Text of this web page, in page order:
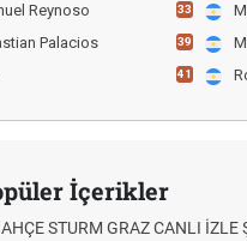
Reynoso
Palacios
33
39
41
İçerikler
STURM GRAZ CANLI İZLE